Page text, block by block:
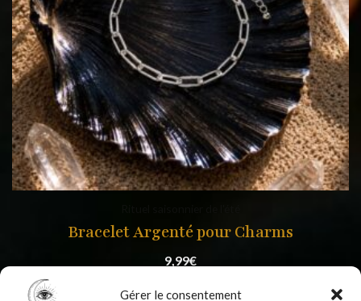
Gérer le consentement
Bracelet Argenté pour Charms
9,99€